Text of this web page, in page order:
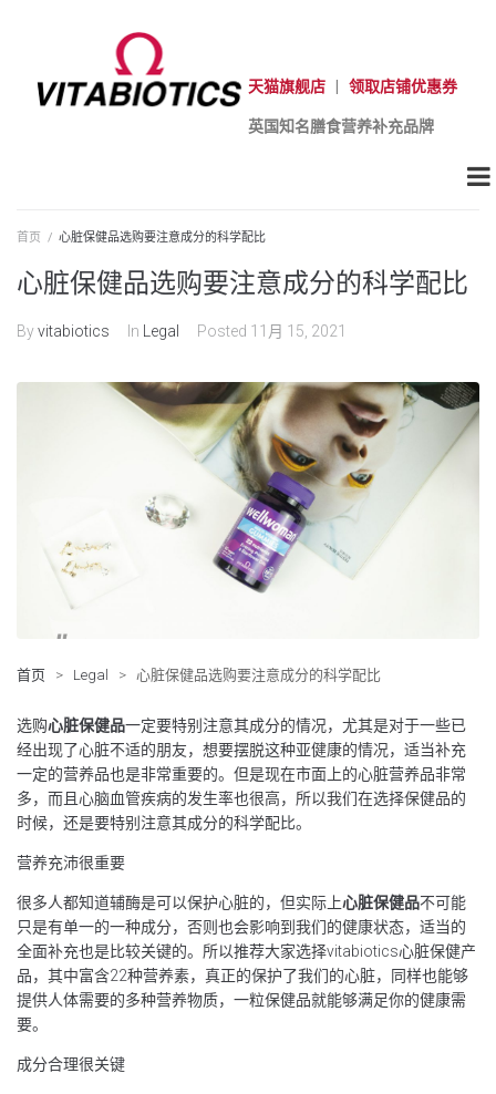
天猫旗舰店 领取店铺优惠券
英国知名膳食营养补充品牌
首页 / 心脏保健品选购要注意成分的科学配比
心脏保健品选购要注意成分的科学配比
Byvitabiotics In Legal Posted 11月 15, 2021
首页 > Legal > 心脏保健品选购要注意成分的科学配比
选购心脏保健品一定要特别注意其成分的情况，尤其是对于一些已
经出现了心脏不适的朋友，想要摆脱这种亚健康的情况，适当补充
一定的营养品也是非常重要的。但是现在市面上的心脏营养品非常
多，而且心脑血管疾病的发生率也很高，所以我们在选择保健品的
时候，还是要特别注意其成分的科学配比。
营养充沛很重要
很多人都知道辅酶是可以保护心脏的，但实际上心脏保健品不可能
只是有单一的一种成分，否则也会影响到我们的健康状态，适当的
全面补充也是比较关键的。所以推荐大家选择vitabiotics心脏保健产
品，其中富含22种营养素，真正的保护了我们的心脏，同样也能够
提供人体需要的多种营养物质，一粒保健品就能够满足你的健康需
要。
成分合理很关键